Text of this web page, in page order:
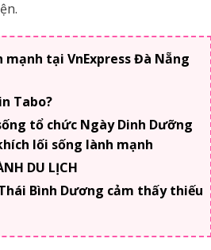
tại VnExpress Đà Nẵng
Tabo?
tổ chức Ngày Dinh Dưỡng
lối sống lành mạnh
DU LỊCH
Bình Dương cảm thấy thiếu